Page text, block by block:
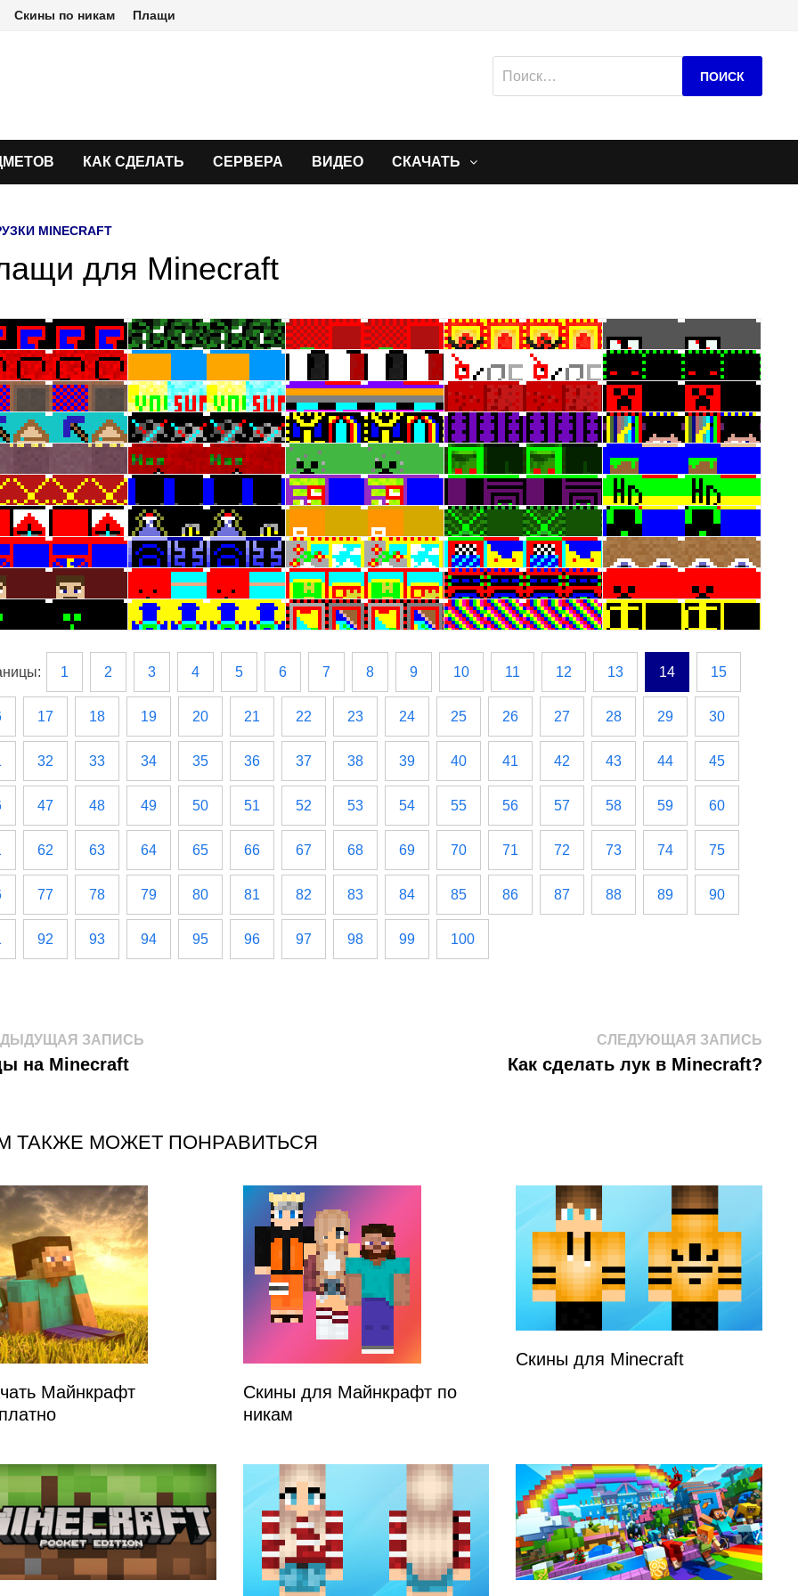
Скины по никам Плащи
КАК СДЕЛАТЬ СЕРВЕРА ВИДЕО СКАЧАТЬ
MINECRAFT
для Minecraft
1 2 3 4 5 6 7 8 9 10 11 12 13 14 15
17 18 19 20 21 22 23 24 25 26 27 28 29 30
32 33 34 35 36 37 38 39 40 41 42 43 44 45
47 48 49 50 51 52 53 54 55 56 57 58 59 60
62 63 64 65 66 67 68 69 70 71 72 73 74 75
77 78 79 80 81 82 83 84 85 86 87 88 89 90
92 93 94 95 96 97 98 99 100
ЗАПИСЬ
на Minecraft
СЛЕДУЮЩАЯ ЗАПИСЬ
Как сделать лук в Minecraft?
ТАКЖЕ МОЖЕТ ПОНРАВИТЬСЯ
Майнкрафт
Скины для Майнкрафт по
никам
Скины для Minecraft